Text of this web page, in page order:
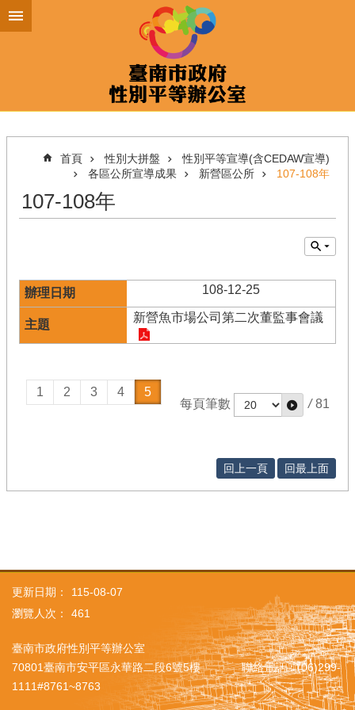
跳到主要內容區塊
首頁 性別大拼盤
性別平等宣導(含CEDAW宣導)
各區公所宣導成果
新營區公所 107-108年
107-108年
108-12-25
新營魚市場公司第二次董監事會議
1 2 3 4
5
每頁筆數
/ 81
回上一頁 回最上面
更新日期：
115-08-07
瀏覽人次：
461
臺南市政府性別平等辦公室
70801臺南市安平區永華路二段6號5樓 聯絡電話：(06)299-
1111#8761~8763